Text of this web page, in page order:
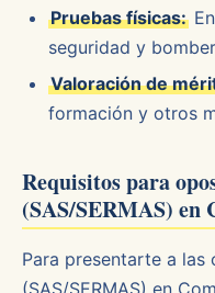
Pruebas físicas:
seguridad y
Valoración de
formación y otros
Requisitos para
(SAS/SERMAS) en
Para presentarte a las
(SAS/SERMAS) en